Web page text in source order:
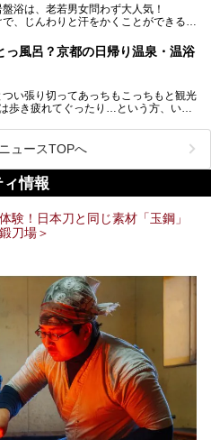
介します。
う！
浴は、老若男女問わず大人気！
、じんわりと汗をかくことができるの
、旅先としても人気の京都。
のある温泉に浸かってリフレッシュす
浴のある施設をピックアップしてご紹
っ風呂？京都の日帰り温泉・温浴
い張り切ってあっちもこっちもと観光
歩き疲れてぐったり…という方、いま
温泉です！京都には、市内にも郊外に
たくさんあります。そこで、日帰り利用
泉・温浴施設をまとめてみました。
ュースTOPへ
情報
験！日本刀と同じ素材「玉鋼」
刀場＞